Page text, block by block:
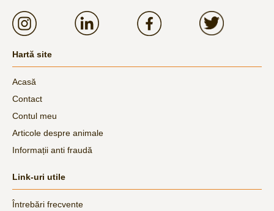
Hartă site
Acasă
Contact
Contul meu
Articole despre animale
Informații anti fraudă
Link-uri utile
Întrebări frecvente